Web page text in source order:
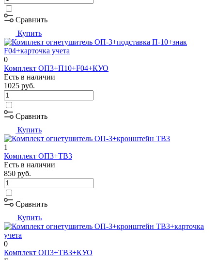
Сравнить
Купить
0
Комплект ОП3+П10+F04+КУО
Есть в наличии
1025 руб.
Сравнить
Купить
1
Комплект ОП3+ТВ3
Есть в наличии
850 руб.
Сравнить
Купить
0
Комплект ОП3+ТВ3+КУО